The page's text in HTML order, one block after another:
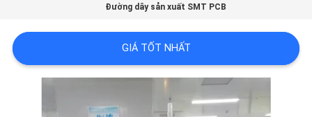
LƯỢNG
Đường dây sản xuất SMT PCB
GIÁ TỐT NHẤT